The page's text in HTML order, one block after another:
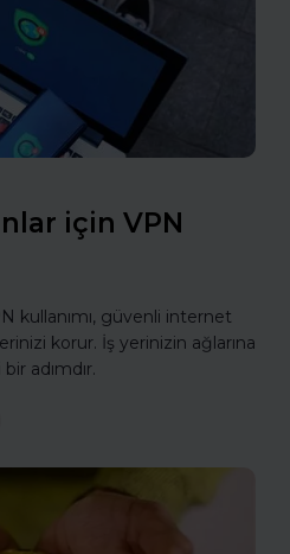
için VPN
kullanımı, güvenli internet
korur. İş yerinizin ağlarına
adımdır.